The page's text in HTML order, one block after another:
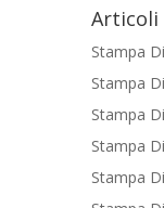
Articoli
Stampa
Stampa
Stampa
Stampa
Stampa